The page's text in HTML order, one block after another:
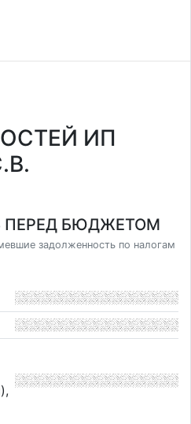
ИП
БЮДЖЕТОМ
задолженность по налогам